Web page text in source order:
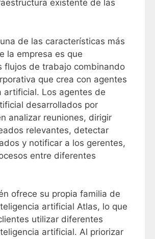
existente de las
de las características más
la empresa es que
flujos de trabajo combinando
que crea con agentes
artificial. Los agentes de
desarrollados por
analizar reuniones, dirigir
relevantes, detectar
​​y notificar a los gerentes,
entre diferentes
ofrece su propia familia de
artificial Atlas, lo que
utilizar diferentes
artificial. Al priorizar